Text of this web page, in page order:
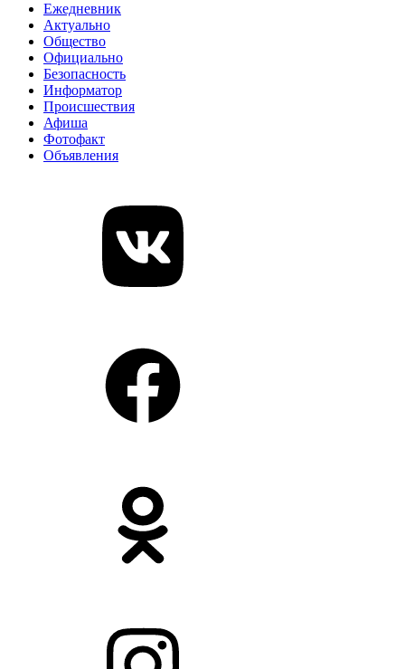
Ежедневник
Актуально
Общество
Официально
Безопасность
Информатор
Происшествия
Афиша
Фотофакт
Объявления